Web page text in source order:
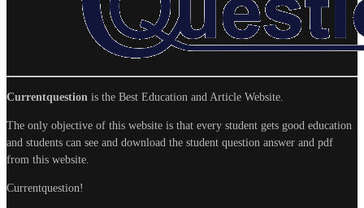
Currentquestion is the Best Education and Article Website.
The only objective of this website is that every student gets good education
and students can see and download the student question answer and pdf
from this website.
Currentquestion!